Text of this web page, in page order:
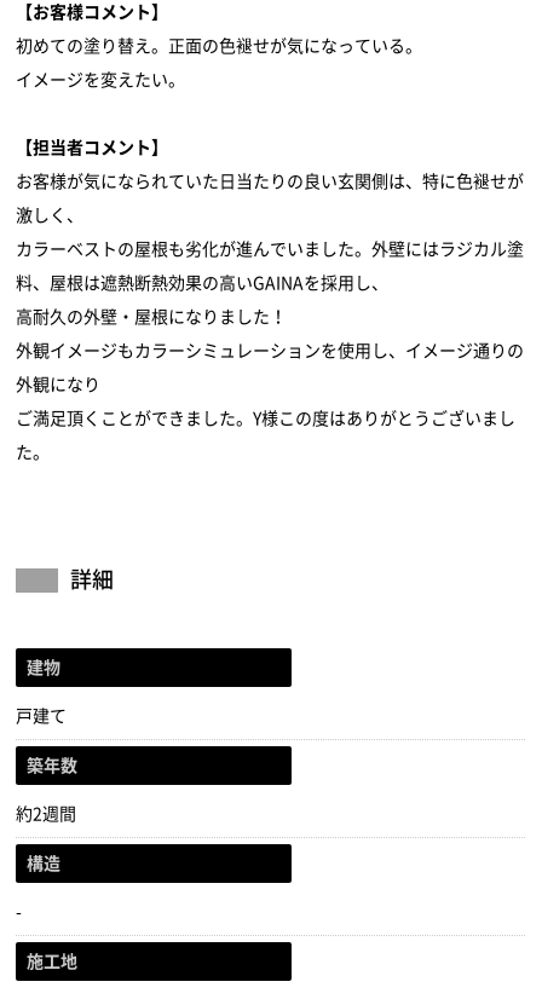
【お客様コメント】
初めての塗り替え。正面の色褪せが気になっている。
イメージを変えたい。
【担当者コメント】
お客様が気になられていた日当たりの良い玄関側は、特に色褪せが
激しく、
カラーベストの屋根も劣化が進んでいました。外壁にはラジカル塗
料、屋根は遮熱断熱効果の高いGAINAを採用し、
高耐久の外壁・屋根になりました！
外観イメージもカラーシミュレーションを使用し、イメージ通りの
外観になり
ご満足頂くことができました。Y様この度はありがとうございまし
た。
詳細
建物
戸建て
築年数
約2週間
構造
-
施工地